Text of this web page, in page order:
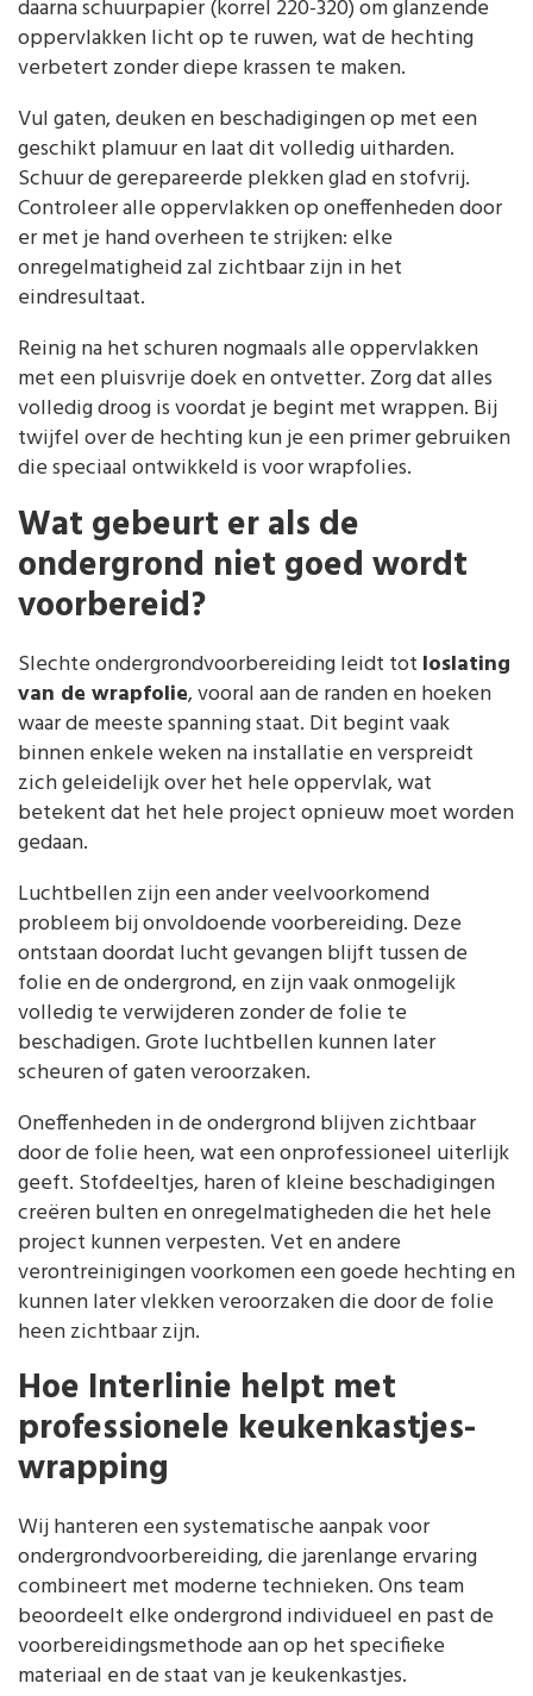
daarna schuurpapier (korrel 220-320) om glanzende
oppervlakken licht op te ruwen, wat de hechting
verbetert zonder diepe krassen te maken.
Vul gaten, deuken en beschadigingen op met een
geschikt plamuur en laat dit volledig uitharden.
Schuur de gerepareerde plekken glad en stofvrij.
Controleer alle oppervlakken op oneffenheden door
er met je hand overheen te strijken: elke
onregelmatigheid zal zichtbaar zijn in het
eindresultaat.
Reinig na het schuren nogmaals alle oppervlakken
met een pluisvrije doek en ontvetter. Zorg dat alles
volledig droog is voordat je begint met wrappen. Bij
twijfel over de hechting kun je een primer gebruiken
die speciaal ontwikkeld is voor wrapfolies.
Wat gebeurt er als de
ondergrond niet goed wordt
voorbereid?
Slechte ondergrondvoorbereiding leidt tot loslating
van de wrapfolie, vooral aan de randen en hoeken
waar de meeste spanning staat. Dit begint vaak
binnen enkele weken na installatie en verspreidt
zich geleidelijk over het hele oppervlak, wat
betekent dat het hele project opnieuw moet worden
gedaan.
Luchtbellen zijn een ander veelvoorkomend
probleem bij onvoldoende voorbereiding. Deze
ontstaan doordat lucht gevangen blijft tussen de
folie en de ondergrond, en zijn vaak onmogelijk
volledig te verwijderen zonder de folie te
beschadigen. Grote luchtbellen kunnen later
scheuren of gaten veroorzaken.
Oneffenheden in de ondergrond blijven zichtbaar
door de folie heen, wat een onprofessioneel uiterlijk
geeft. Stofdeeltjes, haren of kleine beschadigingen
creëren bulten en onregelmatigheden die het hele
project kunnen verpesten. Vet en andere
verontreinigingen voorkomen een goede hechting en
kunnen later vlekken veroorzaken die door de folie
heen zichtbaar zijn.
Hoe Interlinie helpt met
professionele keukenkastjes-
wrapping
Wij hanteren een systematische aanpak voor
ondergrondvoorbereiding, die jarenlange ervaring
combineert met moderne technieken. Ons team
beoordeelt elke ondergrond individueel en past de
voorbereidingsmethode aan op het specifieke
materiaal en de staat van je keukenkastjes.